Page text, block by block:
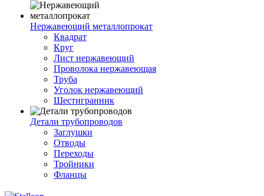
Нержавеющий металлопрокат
Квадрат
Круг
Лист нержавеющий
Проволока нержавеющая
Труба
Уголок нержавеющий
Шестигранник
Детали трубопроводов
Заглушки
Отводы
Переходы
Тройники
Фланцы